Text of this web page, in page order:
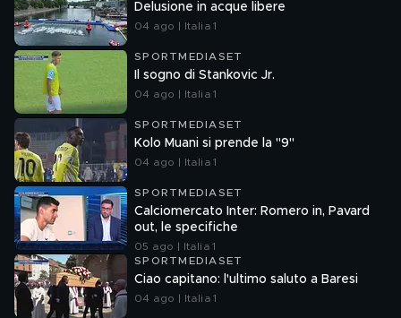
Delusione in acque libere
04 ago | Italia 1
SPORTMEDIASET
Il sogno di Stankovic Jr.
04 ago | Italia 1
SPORTMEDIASET
Kolo Muani si prende la "9"
04 ago | Italia 1
SPORTMEDIASET
Calciomercato Inter: Romero in, Pavard
out, le specifiche
05 ago | Italia 1
SPORTMEDIASET
Ciao capitano: l'ultimo saluto a Baresi
04 ago | Italia 1